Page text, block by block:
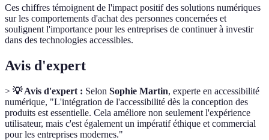
Ces chiffres témoignent de l'impact positif des solutions numériques
sur les comportements d'achat des personnes concernées et
soulignent l'importance pour les entreprises de continuer à investir
dans des technologies accessibles.
Avis d'expert
> 💡 Avis d'expert : Selon Sophie Martin, experte en accessibilité
numérique, "L'intégration de l'accessibilité dès la conception des
produits est essentielle. Cela améliore non seulement l'expérience
utilisateur, mais c'est également un impératif éthique et commercial
pour les entreprises modernes."